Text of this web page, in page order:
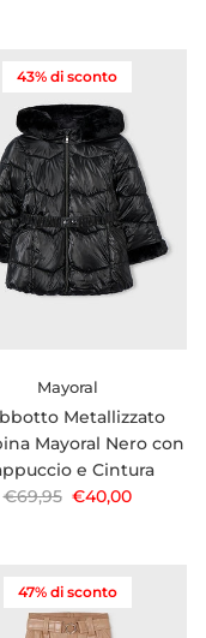
43% di sconto
Mayoral
Metallizzato
Mayoral Nero con
e Cintura
Prezzo normale
€69,95 Prezzo di
€40,00
47% di sconto